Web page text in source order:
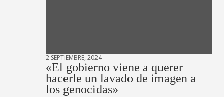
2 SEPTIEMBRE, 2024
«El gobierno viene a querer
hacerle un lavado de imagen a
los genocidas»